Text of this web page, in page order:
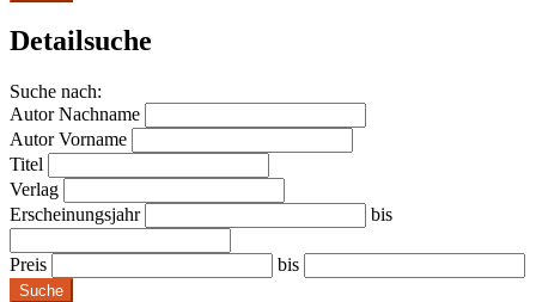
Detailsuche
Suche nach:
Autor Nachname
Autor Vorname
Titel
Verlag
Erscheinungsjahr
bis
Preis bis
Suche